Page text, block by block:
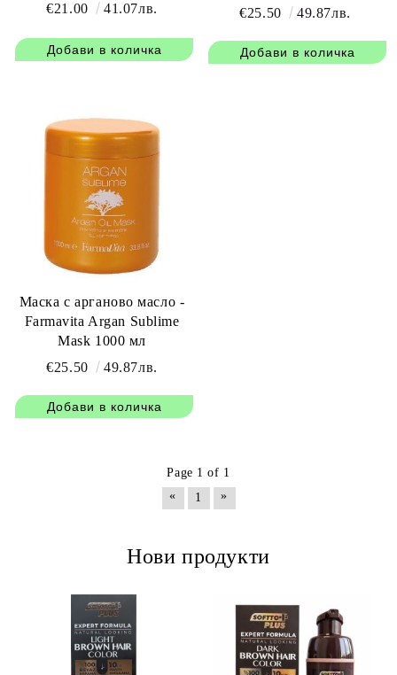
€21.00
41.07лв.
€25.50
49.87лв.
Маска с арганово масло -
Farmavita Argan Sublime
Mask 1000 мл
€25.50
49.87лв.
Page 1 of 1
«
1 »
Нови продукти